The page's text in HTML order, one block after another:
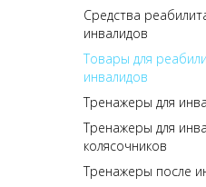
Средства
инвалидов
Товары для
инвалидов
Тренажеры для
Тренажеры для
колясочников
Тренажеры после